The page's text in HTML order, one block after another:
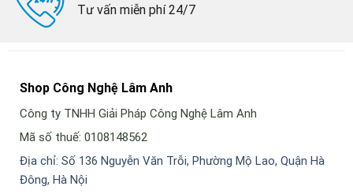
Tư vấn miễn phí 24/7
Shop Công Nghệ Lâm Anh
Công ty TNHH Giải Pháp Công Nghệ Lâm Anh
Mã số thuế: 0108148562
Địa chỉ: Số 136 Nguyễn Văn Trỗi, Phường Mộ Lao, Quận Hà
Đông, Hà Nội